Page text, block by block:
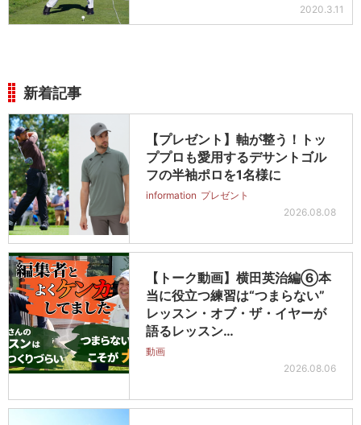
2020.3.11
新着記事
【プレゼント】軸が整う！トッ
ププロも愛用するデサントゴル
フの半袖ポロを1名様に
information プレゼント
2026.08.08
【トーク動画】横田英治編⑥本
当に役立つ練習は“つまらない”
レッスン・オブ・ザ・イヤーが
語るレッスン…
動画
2026.08.06